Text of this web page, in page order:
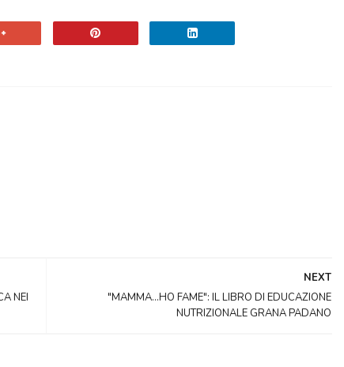
NEXT
"MAMMA...HO FAME": IL LIBRO DI EDUCAZIONE
NUTRIZIONALE GRANA PADANO
NEI